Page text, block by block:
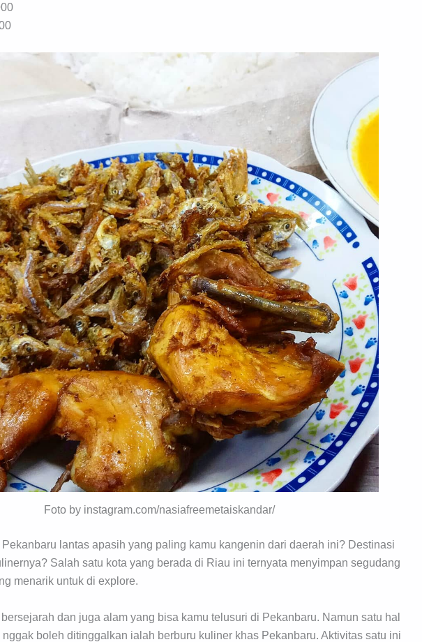
Foto by instagram.com/nasiafreemetaiskandar/
lantas apasih yang paling kamu kangenin dari daerah ini? Destinasi
Salah satu kota yang berada di Riau ini ternyata menyimpan segudang
menarik untuk di explore.
dan juga alam yang bisa kamu telusuri di Pekanbaru. Namun satu hal
boleh ditinggalkan ialah berburu kuliner khas Pekanbaru. Aktivitas satu ini